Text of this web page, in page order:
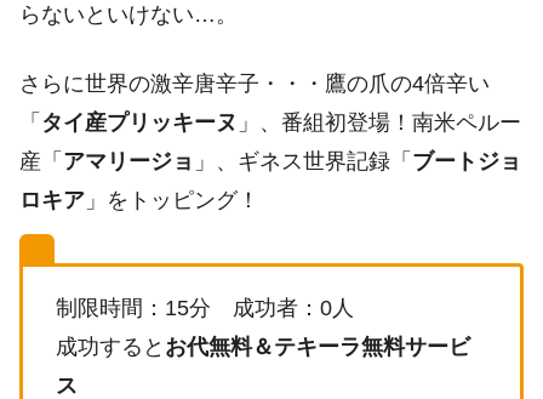
らないといけない…。
さらに世界の激辛唐辛子・・・鷹の爪の4倍辛い
「 タイ産プリッキーヌ 」、番組初登場！南米ペルー
産「 アマリージョ 」、ギネス世界記録「 ブートジョ
ロキア 」をトッピング！
制限時間：15分 成功者：0人
成功すると お代無料＆テキーラ無料サービ
ス